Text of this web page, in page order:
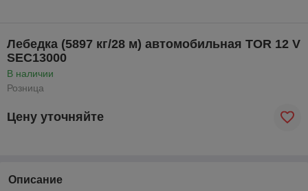
Лебедка (5897 кг/28 м) автомобильная TOR 12 V
SEC13000
В наличии
Розница
Цену уточняйте
Описание